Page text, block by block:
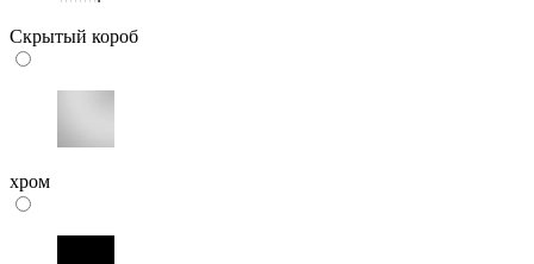
Скрытый короб
хром